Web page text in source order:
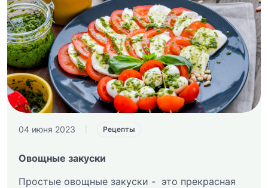
04 июня 2023 Рецепты
Овощные закуски
Простые овощные закуски - это прекрасная